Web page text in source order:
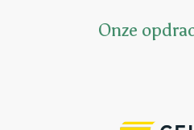
Onze